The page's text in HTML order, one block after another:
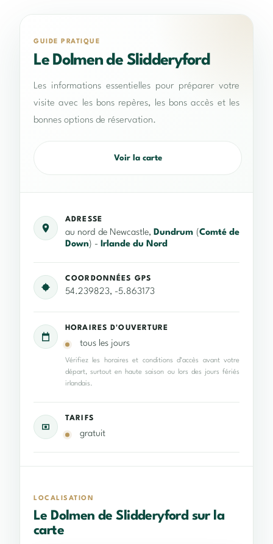
GUIDE PRATIQUE
Le Dolmen de Slidderyford
Les informations essentielles pour préparer votre
visite avec les bons repères, les bons accès et les
bonnes options de réservation.
Voir la carte
ADRESSE
au nord de Newcastle,Dundrum (Comté de
Down) - Irlande du Nord
COORDONNÉES GPS
54.239823, -5.863173
HORAIRES D'OUVERTURE
tous les jours
Vérifiez les horaires et conditions d’accès avant votre
départ, surtout en haute saison ou lors des jours fériés
irlandais.
TARIFS
gratuit
LOCALISATION
Le Dolmen de Slidderyford sur la
carte